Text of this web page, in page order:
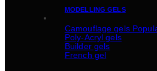
MODELLING GELS
Camouflage gels
Poly-Acryl gels
Builder gels
French gel